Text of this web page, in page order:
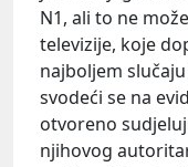
N1, ali to ne
televizije, koje
najboljem
svodeći se na
otvoreno
njihovog